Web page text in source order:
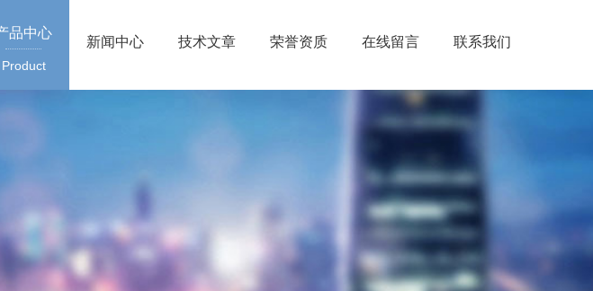
品中心
Product
新闻中心 技术文章 荣誉资质 在线留言 联系我们